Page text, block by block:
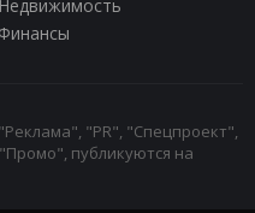
Недвижимость
Финансы
"PR", "Спецпроект",
публикуются на